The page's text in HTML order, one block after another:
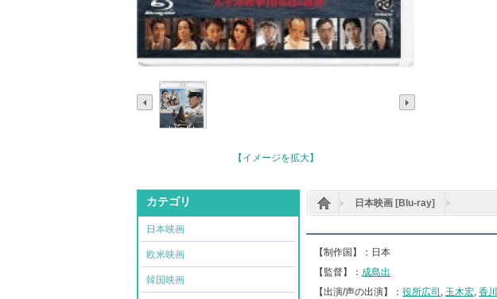
【イメージを拡大】
カテゴリ
日本映画
欧米映画
韓国映画
日本映画 [Blu-ray]
【制作国】：日本
【監督】： 成島出
【出演/声の出演】： 役所広司 , 玉木宏, 香